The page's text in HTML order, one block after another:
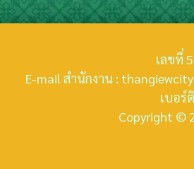
เลขที่
E-mail สำนักงาน :
เบอร์
Copyright ©